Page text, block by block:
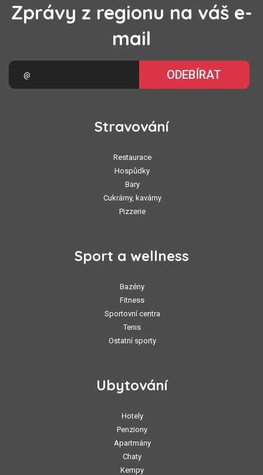
Zprávy z regionu na váš e-
mail
ODEBÍRAT
Stravování
Restaurace
Hospůdky
Bary
Cukrárny, kavárny
Pizzerie
Sport a wellness
Bazény
Fitness
Sportovní centra
Tenis
Ostatní sporty
Ubytování
Hotely
Penziony
Apartmány
Chaty
Kempy